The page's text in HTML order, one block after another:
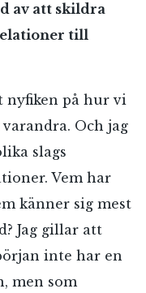
av att skildra
till
nyfiken på hur vi
Och jag
slags
Vem har
känner sig mest
Jag gillar att
inte har en
men som